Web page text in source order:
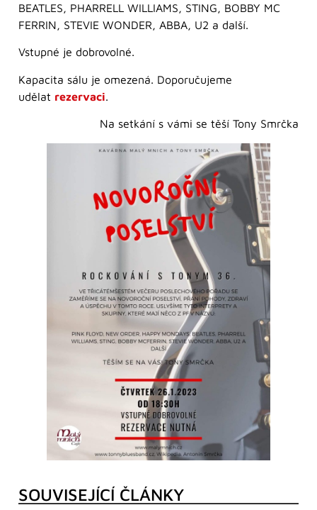
BEATLES, PHARRELL WILLIAMS, STING, BOBBY MC
FERRIN, STEVIE WONDER, ABBA, U2 a další.
Vstupné je dobrovolné.
Kapacita sálu je omezená. Doporučujeme
udělat rezervaci
Na setkání s vámi se těší Tony Smrčka
SOUVISEJÍCÍ ČLÁNKY